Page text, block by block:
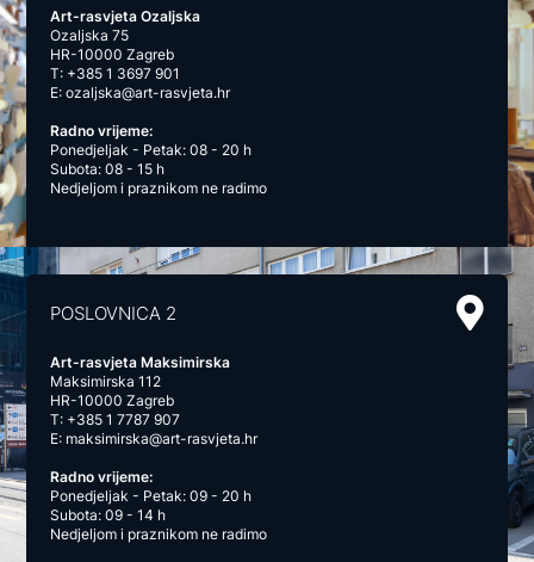
Art-rasvjeta Ozaljska
Ozaljska 75
HR-10000 Zagreb
T: +385 1 3697 901
E:ozaljska@art-rasvjeta.hr
Radno vrijeme:
Ponedjeljak - Petak: 08 - 20 h
Subota: 08 - 15 h
Nedjeljom i praznikom ne radimo
POSLOVNICA 2
Art-rasvjeta Maksimirska
Maksimirska 112
HR-10000 Zagreb
T: +385 1 7787 907
E: maksimirska@art-rasvjeta.hr
Radno vrijeme:
Ponedjeljak - Petak: 09 - 20 h
Subota: 09 - 14 h
Nedjeljom i praznikom ne radimo